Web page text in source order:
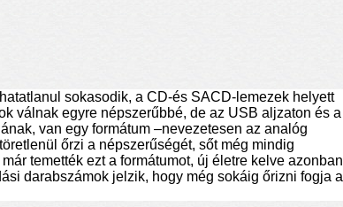
sokasodik, a CD-és SACD-lemezek helyett
válnak egyre népszerűbbé, de az USB aljzaton és a
van egy formátum –nevezetesen az analóg
őrzi a népszerűségét, sőt még mindig
temették ezt a formátumot, új életre kelve azonban
darabszámok jelzik, hogy még sokáig őrizni fogja a